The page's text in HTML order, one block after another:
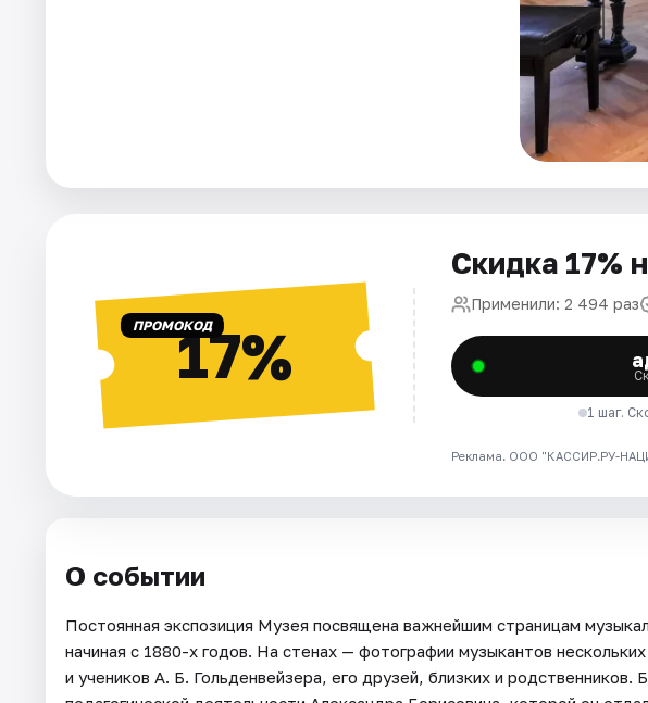
ПРОМОКОД17%
Скидка 17%
Применили: 2 494 раз
1 шаг.
Реклама. ООО "КАССИР.РУ-
О событии
Постоянная экспозиция Музея посвящена важнейшим страницам
начиная с 1880-х годов. На стенах — фотографии музыкантов
и учеников А. Б. Гольденвейзера, его друзей, близких и родственников.